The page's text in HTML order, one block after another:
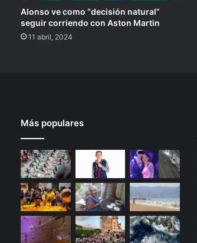
Alonso ve como “decisión natural”
seguir corriendo con Aston Martin
11 abril, 2024
Más populares